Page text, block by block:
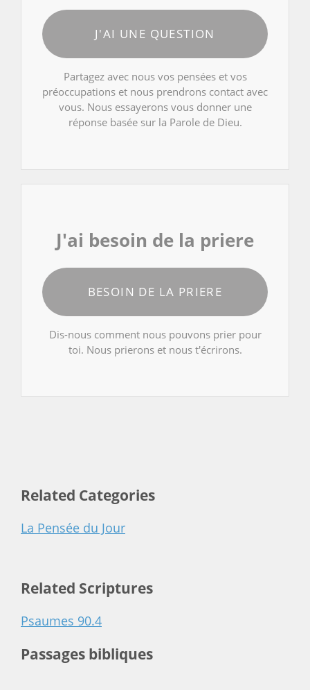
J'AI UNE QUESTION
Partagez avec nous vos pensées et vos
préoccupations et nous prendrons contact avec
vous. Nous essayerons vous donner une
réponse basée sur la Parole de Dieu.
J'ai besoin de la priere
BESOIN DE LA PRIERE
Dis-nous comment nous pouvons prier pour
toi. Nous prierons et nous t'écrirons.
Related Categories
La Pensée du Jour
Related Scriptures
Psaumes 90.4
Passages bibliques